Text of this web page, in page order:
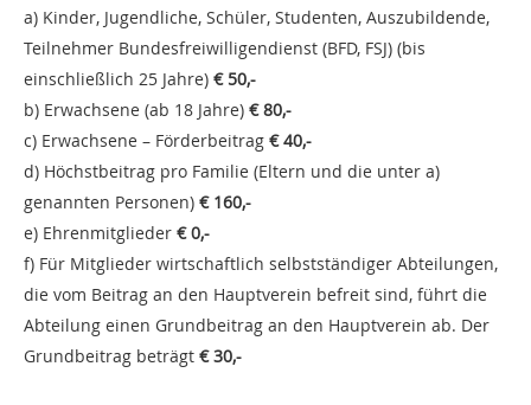
a) Kinder, Jugendliche, Schüler, Studenten, Auszubildende,
Teilnehmer Bundesfreiwilligendienst (BFD, FSJ) (bis
einschließlich 25 Jahre) € 50,-
b) Erwachsene (ab 18 Jahre) € 80,-
c) Erwachsene – Förderbeitrag € 40,-
d) Höchstbeitrag pro Familie (Eltern und die unter a)
genannten Personen) € 160,-
e) Ehrenmitglieder € 0,-
f) Für Mitglieder wirtschaftlich selbstständiger Abteilungen,
die vom Beitrag an den Hauptverein befreit sind, führt die
Abteilung einen Grundbeitrag an den Hauptverein ab. Der
Grundbeitrag beträgt € 30,-